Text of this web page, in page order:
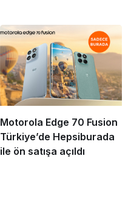
Motorola Edge 70 Fusion
Türkiye’de Hepsiburada
ile ön satışa açıldı